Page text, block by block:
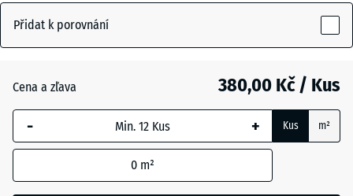
Břidlicová
Cihlově
červená
Vybraný
rozměr s
se používá
v údajích o
uvedeno
Přidat k porovnání
Cena a zľava 380,00 Kč / Kus
- + Kus m²
0 m²